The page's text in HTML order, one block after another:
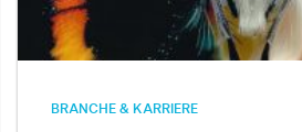
BRANCHE & KARRIERE